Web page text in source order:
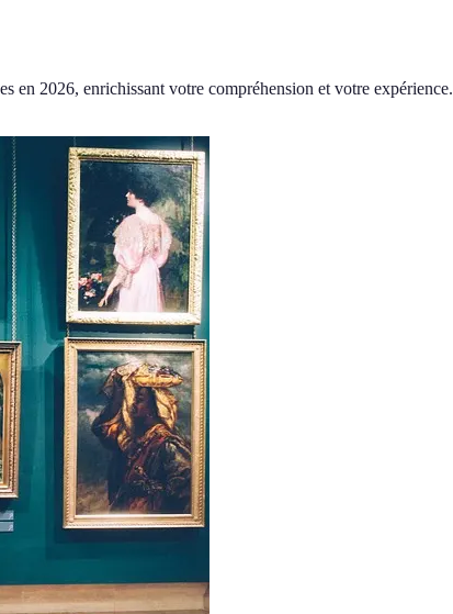
en 2026, enrichissant votre compréhension et votre expérience.